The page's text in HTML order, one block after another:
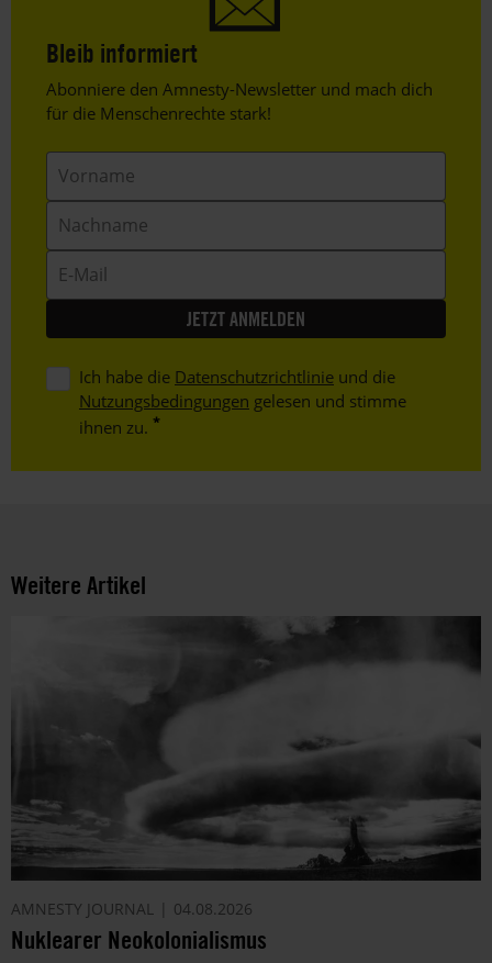
Bleib informiert
Header
Text
Abonniere den Amnesty-Newsletter und mach dich
für die Menschenrechte stark!
Mail
Ich habe die Datenschutzrichtlinie und die
Nutzungsbedingungen gelesen und stimme
ihnen zu.
Weitere Artikel
AMNESTY JOURNAL 04.08.2026
Nuklearer Neokolonialismus